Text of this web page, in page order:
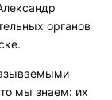
органов
мы знаем: их